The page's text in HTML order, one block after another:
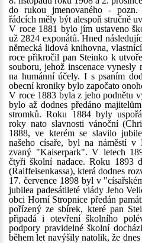
do rukou jmenovaného -
řádcích měly být alespoň stručně
V roce 1881 bylo jím ustaveno
už 2824 exponátů. Hned
německá lidová knihovna,
roce přikročil pan Steinko k
souboru, jehož inscenace vynesly
na humánní účely. I s psaním
obecní kroniky bylo započato
V roce 1883 byla z jeho podnětu
bylo až dodnes předáno
stromků. Roku 1884 byly
roky nato slavnosti vánoční
1888, ve kterém se slavilo
našeho císaře, byl na náměstí
zvaný "Kaiserpark". V letech
čtyři školní nadace. Roku 1893
(Raiffeisenkassa), která dodnes
17. července 1898 byl v
jubilea padesátileté vlády Jeho
obci Horní Stropnice předán
pořízený ze sbírek, které pan
připadá i otevření školního
podpory pravidelné školní
během let navýšily natolik, že